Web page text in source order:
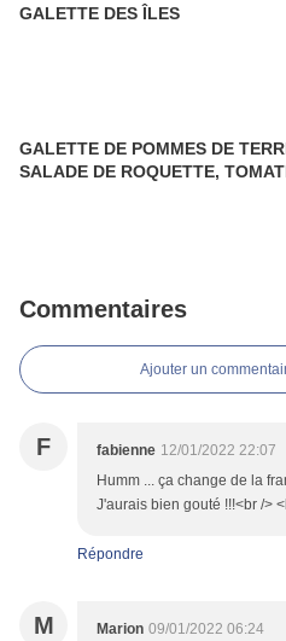
GALETTE DES ÎLES
GALETTE DE POMMES DE
SALADE DE ROQUETTE,
Commentaires
Ajouter un
F fabienne 12/01/2022 22:07
Humm ... ça change de la
J'aurais bien gouté !!!<br />
Répondre
M Marion 09/01/2022 06:24